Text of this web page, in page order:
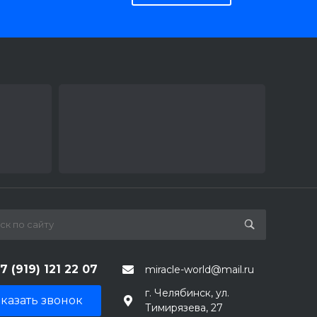
(919) 121 22 07 miracle-world@mail.ru
звонок
г. Челябинск, ул.
Тимирязева, 27